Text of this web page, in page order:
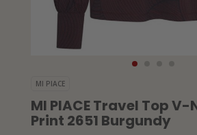
MI PIACE
MI PIACE Travel Top
Print 2651 Burgundy